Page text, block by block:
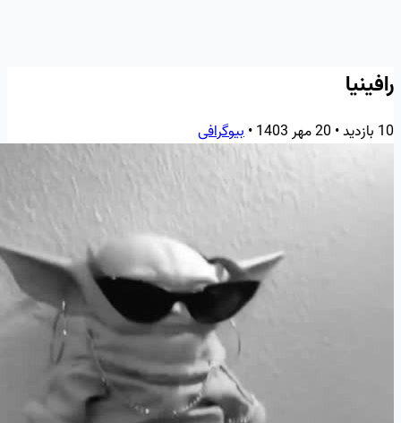
رافینیا
10 بازدید • 20 مهر 1403 •بیوگرافی